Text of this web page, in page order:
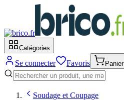
Catégories
Se connecter Favoris Panier
Soudage et Coupage